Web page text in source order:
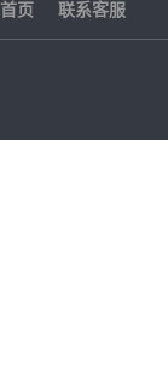
首页 联系客服